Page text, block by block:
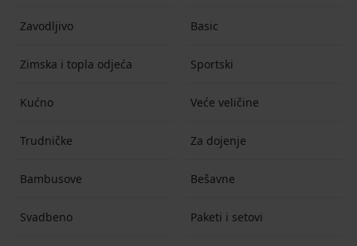
Zavodljivo Basic
Zimska i topla odjeća Sportski
Kućno Veće veličine
Trudničke Za dojenje
Bambusove Bešavne
Svadbeno Paketi i setovi